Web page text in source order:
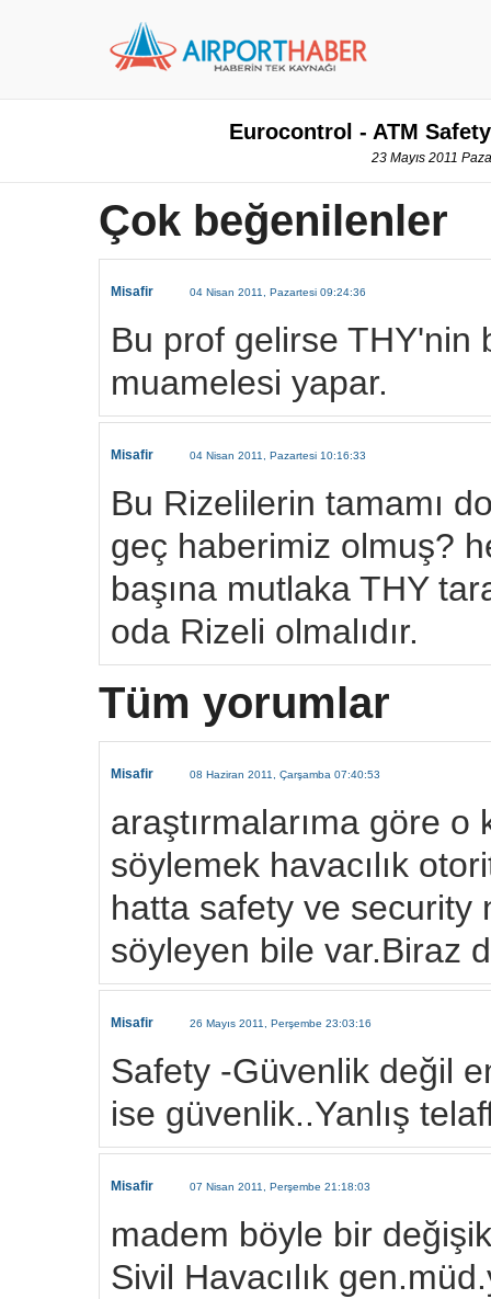
Eurocontrol - ATM
23 Mayıs 2011
Çok beğenilenler
Misafir 04 Nisan 2011, Pazartesi 09:24:36
Bu prof gelirse THY'nin
muamelesi yapar.
Misafir 04 Nisan 2011, Pazartesi 10:16:33
Bu Rizelilerin tamamı
geç haberimiz olmuş?
başına mutlaka THY
oda Rizeli olmalıdır.
Tüm yorumlar
Misafir 08 Haziran 2011, Çarşamba 07:40:53
araştırmalarıma göre
söylemek havacılık
hatta safety ve security
söyleyen bile var.Biraz
Misafir 26 Mayıs 2011, Perşembe 23:03:16
Safety -Güvenlik değil
ise güvenlik..Yanlış
Misafir 07 Nisan 2011, Perşembe 21:18:03
madem böyle bir
Sivil Havacılık